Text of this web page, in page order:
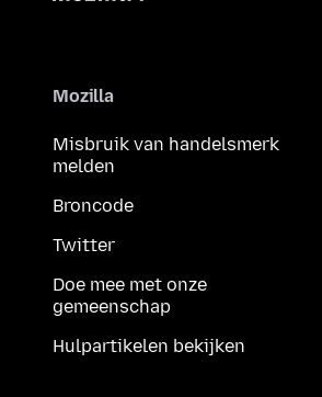
Mozilla
Misbruik van handelsmerk
melden
Broncode
Twitter
Doe mee met onze
gemeenschap
Hulpartikelen bekijken